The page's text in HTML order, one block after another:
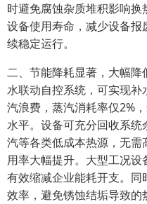
时避免腐蚀杂质堆积影响
设备使用寿命，减少设备
续稳定运行。
二、节能降耗显著，大幅
水联动自控系统，可实现
汽浪费，蒸汽消耗率仅2%
水平。设备可充分回收系
汽等各类低成本热源，无
用率大幅提升。大型工况设
有效缩减企业能耗开支。
效率，避免锈蚀结垢导致